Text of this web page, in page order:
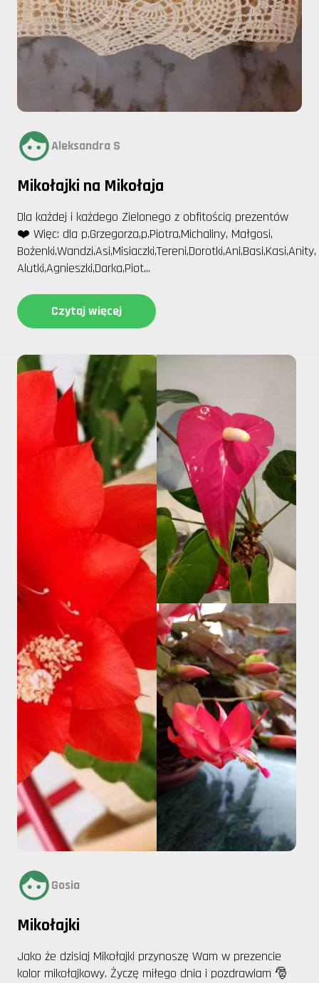
Aleksandra S
Mikołajki na Mikołaja
Dla każdej i każdego Zielonego z obfitością prezentów
❤️ Więc: dla p.Grzegorza,p.Piotra,Michaliny, Małgosi,
Bożenki,Wandzi,Asi,Misiaczki,Tereni,Dorotki,Ani,Basi,Kasi,Anity,
Alutki,Agnieszki,Darka,Piot...
Czytaj więcej
Gosia
Mikołajki
Jako że dzisiaj Mikołajki przynoszę Wam w prezencie
kolor mikołajkowy. Życzę miłego dnia i pozdrawiam 🎅